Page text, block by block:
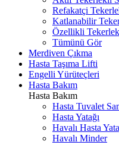
Refakatçi
Katlanabilir
Özellikli
Tümünü Gör
Merdiven Çıkma
Hasta Taşıma Lifti
Engelli Yürüteçleri
Hasta Bakım
Hasta Bakım
Hasta Tuvalet
Hasta Yatağı
Havalı Hasta
Havalı Minder